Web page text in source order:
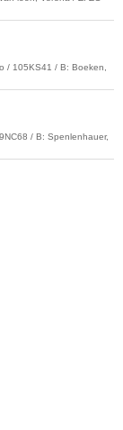
/ 105KS41 / B: Boeken,
/ B: Spenlenhauer,